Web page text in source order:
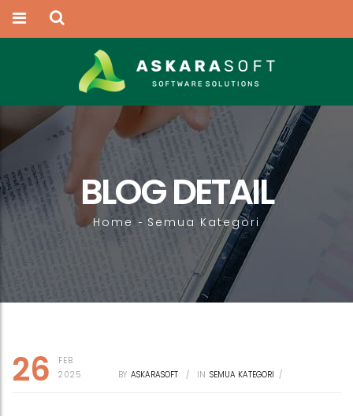
BLOG DETAIL
Home - Semua Kategori
26
FEB
2025
BY ASKARASOFT / IN SEMUA KATEGORI /